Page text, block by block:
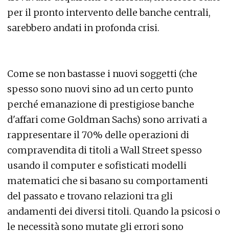
per il pronto intervento delle banche centrali,
sarebbero andati in profonda crisi.
Come se non bastasse i nuovi soggetti (che
spesso sono nuovi sino ad un certo punto
perché emanazione di prestigiose banche
d'affari come Goldman Sachs) sono arrivati a
rappresentare il 70% delle operazioni di
compravendita di titoli a Wall Street spesso
usando il computer e sofisticati modelli
matematici che si basano su comportamenti
del passato e trovano relazioni tra gli
andamenti dei diversi titoli. Quando la psicosi o
le necessità sono mutate gli errori sono